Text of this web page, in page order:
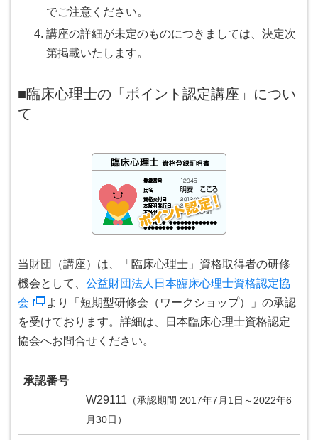
でご注意ください。
講座の詳細が未定のものにつきましては、決定次
第掲載いたします。
■臨床心理士の「ポイント認定講座」につい
て
当財団（講座）は、「臨床心理士」資格取得者の研修
機会として、 公益財団法人日本臨床心理士資格認定協
会
より「短期型研修会（ワークショップ）」の承認
を受けております。詳細は、日本臨床心理士資格認定
協会へお問合せください。
承認番号
W29111 （承認期間 2017年7月1日～2022年6
月30日）